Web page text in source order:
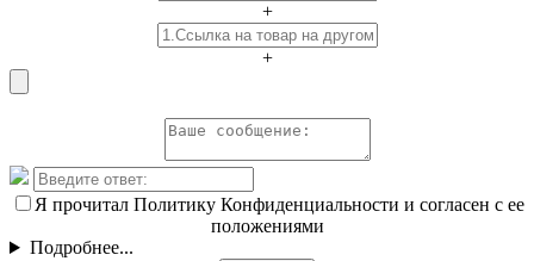
+
+
Я прочитал Политику Конфиденциальности и согласен с ее
положениями
Подробнее...